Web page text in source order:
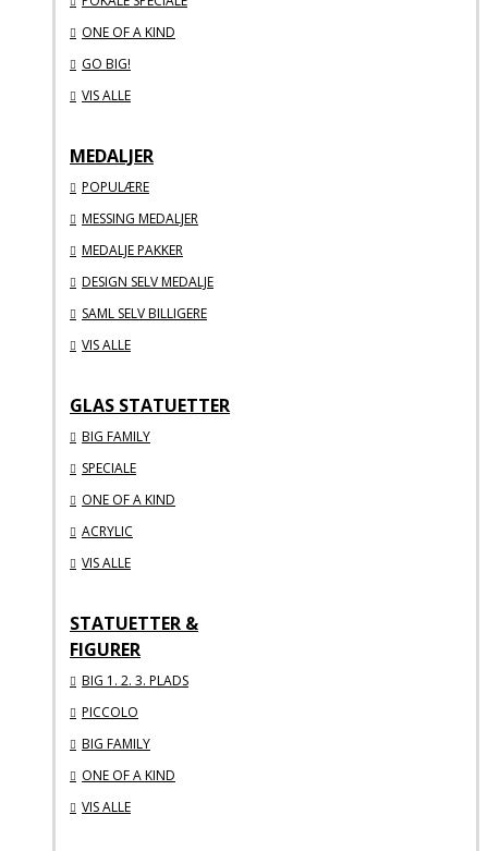
ONE OF A KIND
GO BIG!
VIS ALLE
MEDALJER
POPULÆRE
MESSING MEDALJER
MEDALJE PAKKER
DESIGN SELV MEDALJE
SAML SELV BILLIGERE
VIS ALLE
GLAS STATUETTER
BIG FAMILY
SPECIALE
ONE OF A KIND
ACRYLIC
VIS ALLE
STATUETTER &
FIGURER
BIG 1. 2. 3. PLADS
PICCOLO
BIG FAMILY
ONE OF A KIND
VIS ALLE